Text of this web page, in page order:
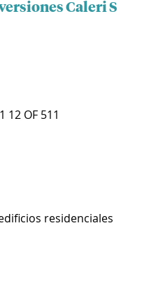
Caleri S
12 OF 511
residenciales